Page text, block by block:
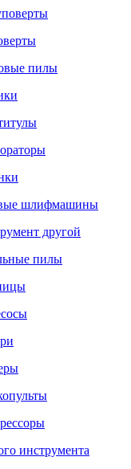
пилы
шлифмашины
другой
пилы
инструмента